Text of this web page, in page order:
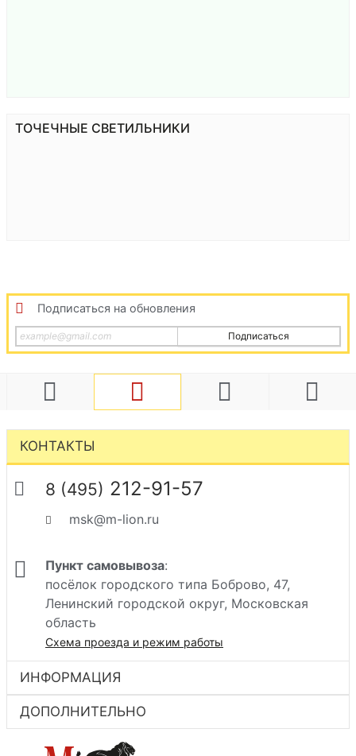
ТОЧЕЧНЫЕ СВЕТИЛЬНИКИ
Подписаться на обновления
Подписаться
КОНТАКТЫ
8 (495) 212-91-57
msk@m-lion.ru
Пункт самовывоза:
посёлок городского типа Боброво, 47,
Ленинский городской округ, Московская
область
Схема проезда и режим работы
ИНФОРМАЦИЯ
ДОПОЛНИТЕЛЬНО